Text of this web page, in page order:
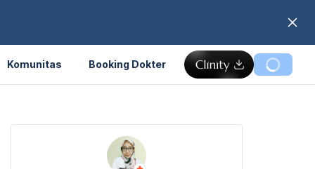
Komunitas Booking Dokter